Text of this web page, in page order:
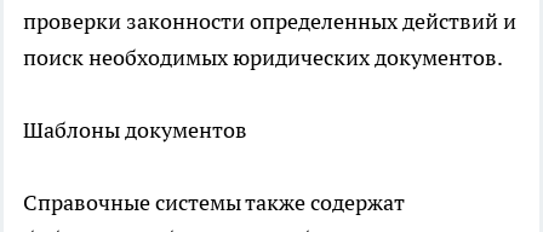
проверки законности определенных действий и
поиск необходимых юридических документов.
Шаблоны документов
Справочные системы также содержат